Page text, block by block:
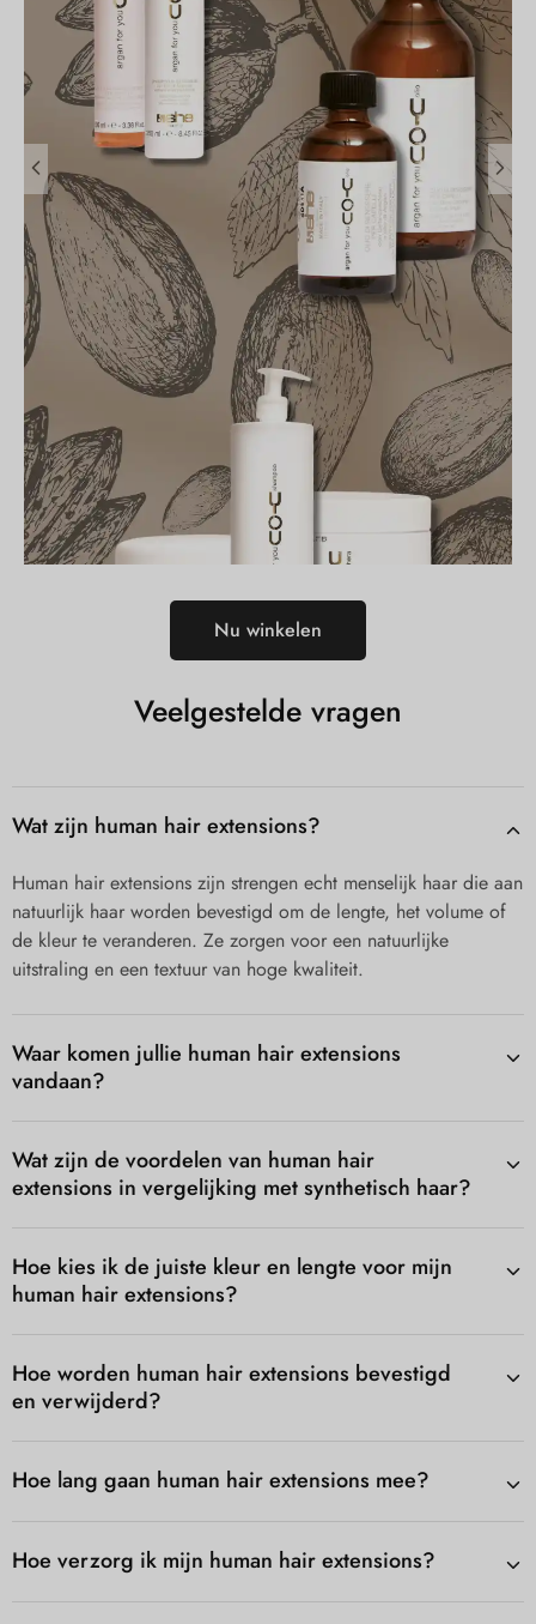
Nu winkelen
Veelgestelde vragen
Wat zijn human hair extensions?
Human hair extensions zijn strengen echt menselijk haar die aan
natuurlijk haar worden bevestigd om de lengte, het volume of
de kleur te veranderen. Ze zorgen voor een natuurlijke
uitstraling en een textuur van hoge kwaliteit.
Waar komen jullie human hair extensions
vandaan?
Wat zijn de voordelen van human hair
extensions in vergelijking met synthetisch haar?
Hoe kies ik de juiste kleur en lengte voor mijn
human hair extensions?
Hoe worden human hair extensions bevestigd
en verwijderd?
Hoe lang gaan human hair extensions mee?
Hoe verzorg ik mijn human hair extensions?